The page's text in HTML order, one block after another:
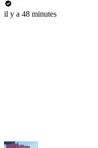
il y a 48 minutes